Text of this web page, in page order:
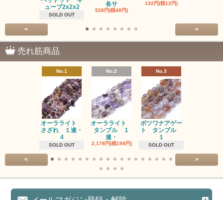
ューブ2x2x2
SOLD OUT
各サ
528円(税48円)
132円(税12円)
< >
売れ筋商品
No.1
オーラライト
さざれ １連・
4
SOLD OUT
No.2
オーラライト
タンブル １
連・
2,178円(税198円)
No.3
ボツワナアゲー
ト タンブル
１
SOLD OUT
< >